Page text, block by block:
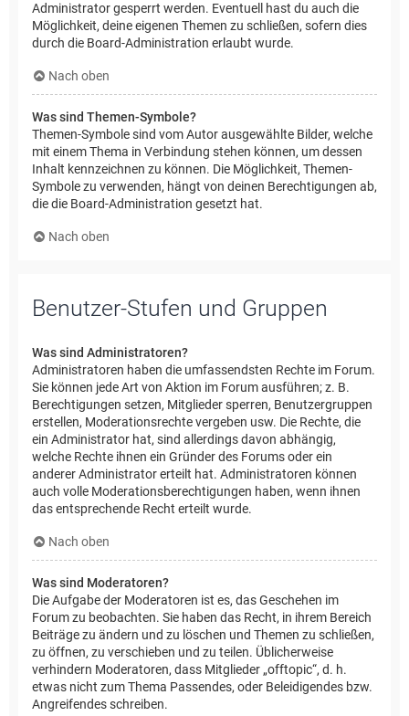
Administrator gesperrt werden. Eventuell hast du auch die
Möglichkeit, deine eigenen Themen zu schließen, sofern dies
durch die Board-Administration erlaubt wurde.
Nach oben
Was sind Themen-Symbole?
Themen-Symbole sind vom Autor ausgewählte Bilder, welche
mit einem Thema in Verbindung stehen können, um dessen
Inhalt kennzeichnen zu können. Die Möglichkeit, Themen-
Symbole zu verwenden, hängt von deinen Berechtigungen ab,
die die Board-Administration gesetzt hat.
Nach oben
Benutzer-Stufen und Gruppen
Was sind Administratoren?
Administratoren haben die umfassendsten Rechte im Forum.
Sie können jede Art von Aktion im Forum ausführen; z. B.
Berechtigungen setzen, Mitglieder sperren, Benutzergruppen
erstellen, Moderationsrechte vergeben usw. Die Rechte, die
ein Administrator hat, sind allerdings davon abhängig,
welche Rechte ihnen ein Gründer des Forums oder ein
anderer Administrator erteilt hat. Administratoren können
auch volle Moderationsberechtigungen haben, wenn ihnen
das entsprechende Recht erteilt wurde.
Nach oben
Was sind Moderatoren?
Die Aufgabe der Moderatoren ist es, das Geschehen im
Forum zu beobachten. Sie haben das Recht, in ihrem Bereich
Beiträge zu ändern und zu löschen und Themen zu schließen,
zu öffnen, zu verschieben und zu teilen. Üblicherweise
verhindern Moderatoren, dass Mitglieder „offtopic“, d. h.
etwas nicht zum Thema Passendes, oder Beleidigendes bzw.
Angreifendes schreiben.